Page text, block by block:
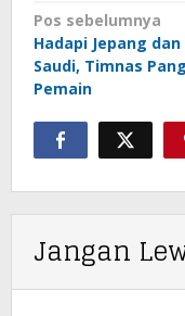
Navigasi
pos
Pos sebelumnya
Hadapi Jepang dan
Saudi, Timnas
Pemain
Jangan